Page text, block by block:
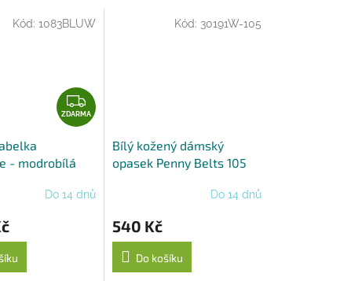
Z
D
A
ZDARMA
- modrobílá
Do 14 dnů
Kód:1083BLUW
Bílý kožený dámský
opasek Penny Belts 105
Do 14 dnů
540 Kč
Do košíku
Kód: 30191W-105